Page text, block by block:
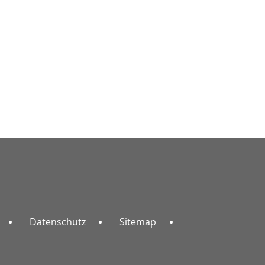
Datenschutz Sitemap